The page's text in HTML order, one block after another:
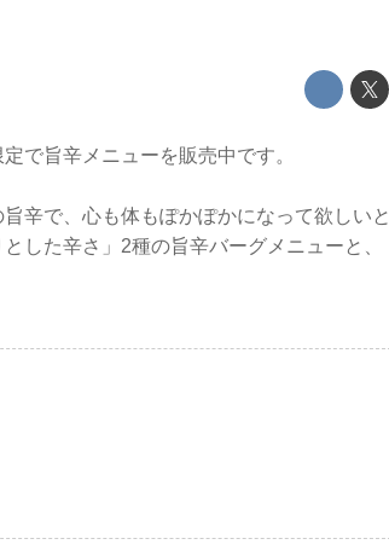
で旨辛メニューを販売中です。
辛で、心も体もぽかぽかになって欲しいと
した辛さ」2種の旨辛バーグメニューと、